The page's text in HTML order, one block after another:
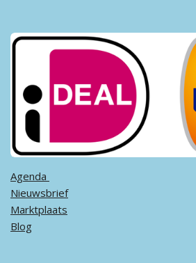
Agenda ​
Nieuwsbrief
Marktplaats
Blog